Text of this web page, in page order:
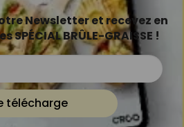
Newsletter et recevez en
SPÉCIAL BRÛLE-GRAISSE !
télécharge